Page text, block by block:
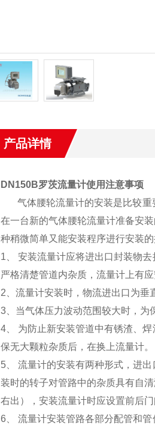
产品详情
DN150B罗茨流量计使用注意事项
气体腰轮流量计的安装是比较
在一台新的气体腰轮流量计准备安
种稍微简单又能安装程序进行安装
1、 安装流量计应将进出口封装物
严格清楚管道内杂质，流量计上有
2 、流量计安装时，物流进出口为垂
3、当气体压力波动范围较大时，为
4、 为防止新安装管道中有锈渣、
保无大颗粒杂质后，在换上流量计。
5、 流量计的安装有两种形式，进
装时的转子对管路中的杂质具有自
右出），安装流量计时应设置前后
6 、 流量计安装管路各部分配管和